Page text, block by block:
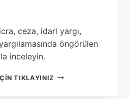
ceza, idari yargı,
öngörülen
inceleyin.
TIKLAYINIZ 12.